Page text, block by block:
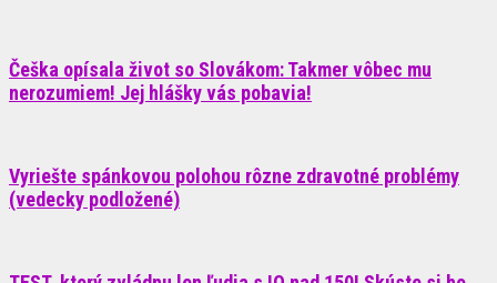
Češka opísala život so Slovákom: Takmer vôbec mu
nerozumiem! Jej hlášky vás pobavia!
Vyriešte spánkovou polohou rôzne zdravotné problémy
(vedecky podložené)